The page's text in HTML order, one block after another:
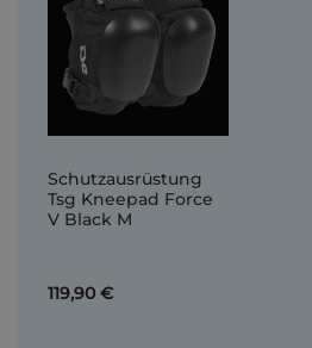
Schutzausrüstung
Tsg Kneepad Force
V Black M
119,90 €